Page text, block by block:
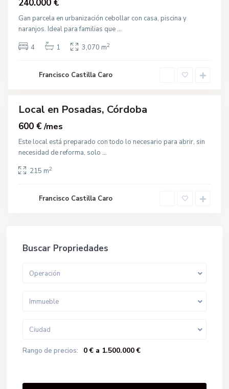
240.000 €
Gan parcela en urbanización cebollar con casa, piscina y
naranjos. Ideal para familias que ...
4
1 3,070 m2
Francisco Castilla Caro
P
s
a
d
s
,
Local en Posadas, Córdoba
600 €/mes
Este local está preparado con todo lo necesario para abrir, sin
necesidad de reforma, solo ...
215 m2
Francisco Castilla Caro
Buscar Propriedades
Operación
Immueble
Ciudad
Rango de precios: 0 € a 1.500.000 €